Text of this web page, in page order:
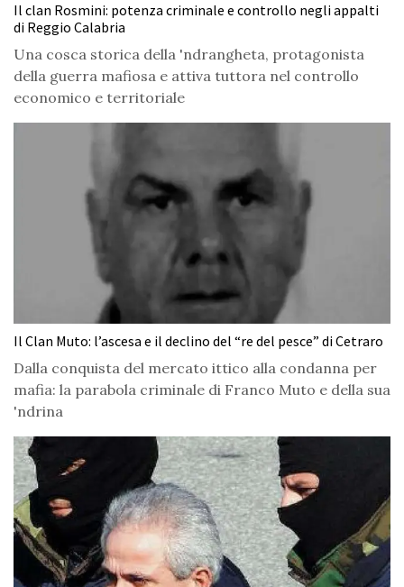
Il clan Rosmini: potenza criminale e controllo negli appalti
di Reggio Calabria
Una cosca storica della 'ndrangheta, protagonista
della guerra mafiosa e attiva tuttora nel controllo
economico e territoriale
Il Clan Muto: l’ascesa e il declino del “re del pesce” di Cetraro
Dalla conquista del mercato ittico alla condanna per
mafia: la parabola criminale di Franco Muto e della sua
'ndrina